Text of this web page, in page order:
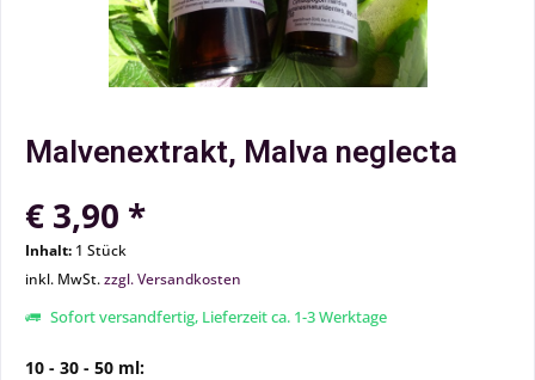
Malvenextrakt, Malva neglecta
€ 3,90 *
Inhalt: 1 Stück
inkl. MwSt.zzgl. Versandkosten
Sofort versandfertig, Lieferzeit ca. 1-3 Werktage
10 - 30 - 50 ml: